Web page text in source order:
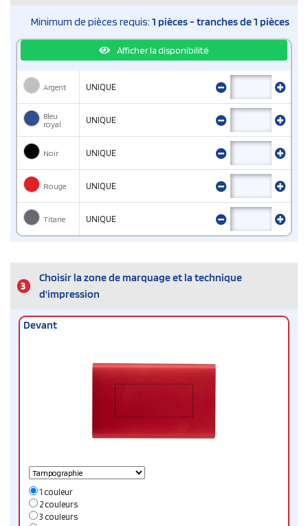
Minimum de pièces requis: 1 pièces - tranches de 1 pièces
Afficher la disponibilité
Argent UNIQUE
Bleu
royal
UNIQUE
Noir UNIQUE
Rouge UNIQUE
Titane UNIQUE
3
Choisir la zone de marquage et la technique
d'impression
Devant
1 couleur
2 couleurs
3 couleurs